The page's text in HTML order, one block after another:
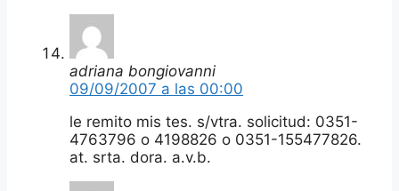
adriana bongiovanni
09/09/2007 a las 00:00
le remito mis tes. s/vtra. solicitud: 0351-
4763796 o 4198826 o 0351-155477826.
at. srta. dora. a.v.b.